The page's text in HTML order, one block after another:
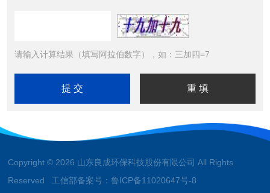
请输入计算结果（填写阿拉伯数字），如：三加四=7
Copyright © 2026 山东良成环保科技股份有限公司 All Rights
Reserved 工信部备案号：鲁ICP备11020647号-8